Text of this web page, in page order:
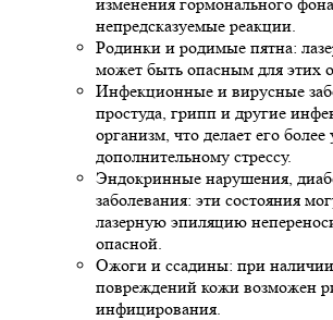
непредсказуемые реакции.
Родинки и родимые пятна:
может быть опасным для этих
Инфекционные и вирусные
простуда, грипп и другие
организм, что делает его
дополнительному стрессу.
Эндокринные нарушения,
заболевания: эти состояния
лазерную эпиляцию
опасной.
Ожоги и ссадины: при
повреждений кожи возможен
инфицирования.